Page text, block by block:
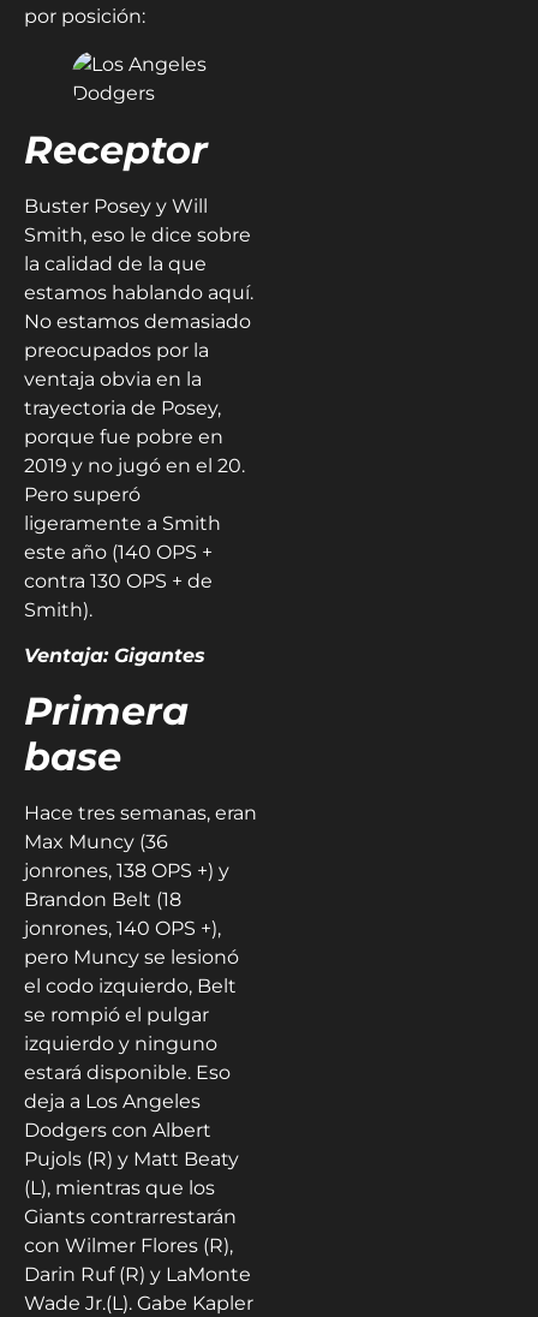
por posición:
Receptor
Buster Posey y Will
Smith, eso le dice sobre
la calidad de la que
estamos hablando aquí.
No estamos demasiado
preocupados por la
ventaja obvia en la
trayectoria de Posey,
porque fue pobre en
2019 y no jugó en el 20.
Pero superó
ligeramente a Smith
este año (140 OPS +
contra 130 OPS + de
Smith).
Ventaja: Gigantes
Primera
base
Hace tres semanas, eran
Max Muncy (36
jonrones, 138 OPS +) y
Brandon Belt (18
jonrones, 140 OPS +),
pero Muncy se lesionó
el codo izquierdo, Belt
se rompió el pulgar
izquierdo y ninguno
estará disponible. Eso
deja a Los Angeles
Dodgers con Albert
Pujols (R) y Matt Beaty
(L), mientras que los
Giants contrarrestarán
con Wilmer Flores (R),
Darin Ruf (R) y LaMonte
Wade Jr.(L). Gabe Kapler